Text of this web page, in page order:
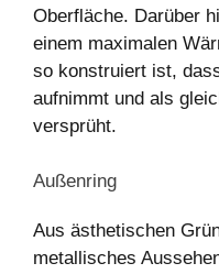
Oberfläche. Darüber
einem maximalen
so konstruiert ist,
aufnimmt und als
versprüht.
Außenring
Aus ästhetischen
metallisches